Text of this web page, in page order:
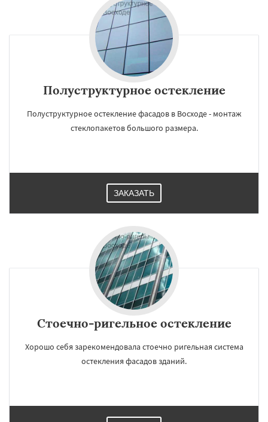
Полуструктурное остекление
Полуструктурное остекление фасадов в Восходе - монтаж
стеклопакетов большого размера.
ЗАКАЗАТЬ
Стоечно-ригельное остекление
Хорошо себя зарекомендовала стоечно ригельная система
остекления фасадов зданий.